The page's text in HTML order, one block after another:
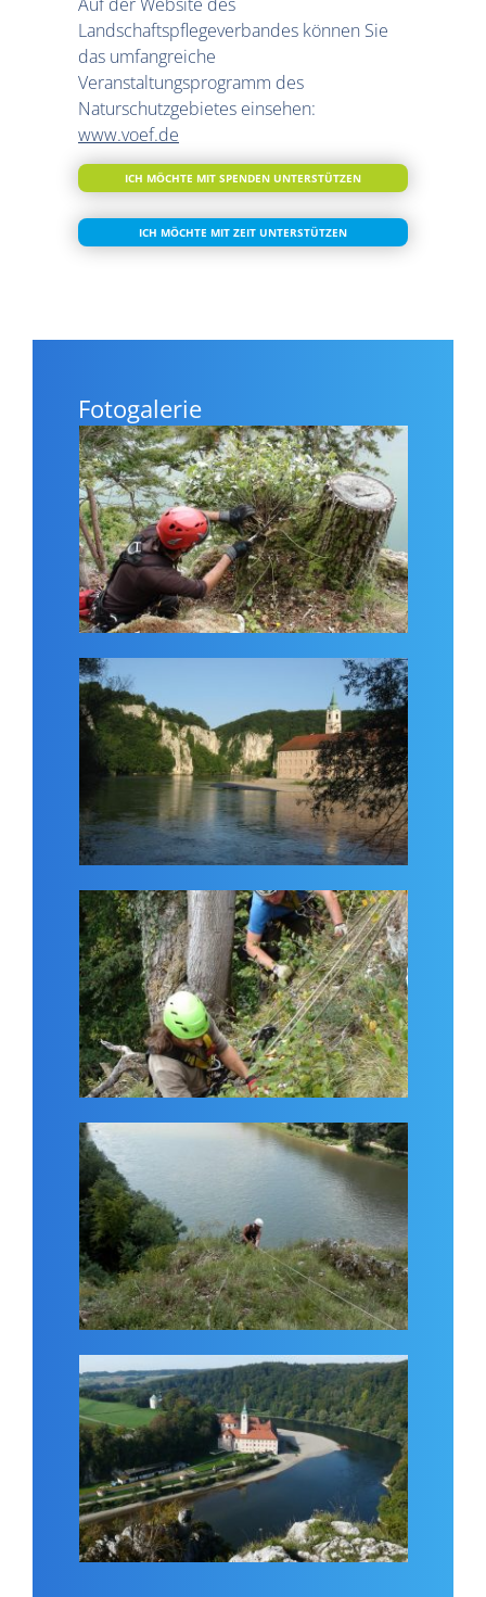
Landschaftspflegeverbandes können Sie
das umfangreiche
Veranstaltungsprogramm des
Naturschutzgebietes einsehen:
www.voef.de
ICH MÖCHTE MIT SPENDEN UNTERSTÜTZEN
ICH MÖCHTE MIT ZEIT UNTERSTÜTZEN
Fotogalerie